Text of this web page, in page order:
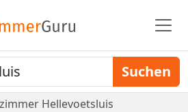
Suchen
Hellevoetsluis